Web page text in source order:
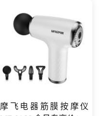
摩飞电器筋膜按摩仪